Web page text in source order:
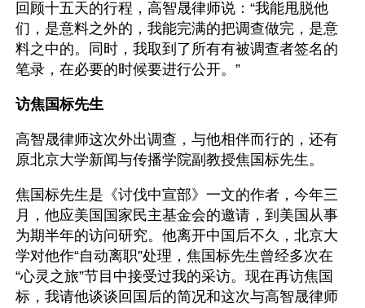
回顾十五天的行程，高智晟律师说：“我能甩脱他
们，是意料之外的，我能完满的把调查做完，是意
料之中的。同时，我取到了所有有被调查者签名的
笔录，在必要的时候要进行公开。”
访焦国标先生
高智晟律师这次外出调查，与他相伴而行的，还有
原北京大学新闻与传播学院副教授焦国标先生。
焦国标先生是《讨伐中宣部》一文的作者，今年三
月，他应美国国家民主基金会的邀请，到美国从事
为期半年的访问研究。他离开中国后不久，北京大
学对他作“自动离职”处理，焦国标先生曾经多次在
“心灵之旅”节目中接受过我的采访。现在再访焦国
标，我请他谈谈回国后的简况和这次与高智晟律师